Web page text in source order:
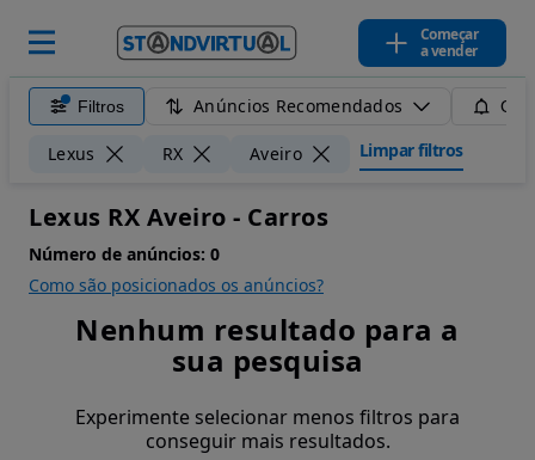
Começar
a vender
Filtros Anúncios Recomendados
Lexus RX Aveiro Limpar filtros
Lexus RX Aveiro - Carros
Número de anúncios: 0
Como são posicionados os anúncios?
Nenhum resultado para a
sua pesquisa
Experimente selecionar menos filtros para
conseguir mais resultados.